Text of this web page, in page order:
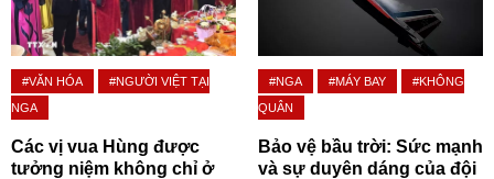
#VĂN HÓA
#NGƯỜI VIỆT TẠI
NGA
Các vị vua Hùng được
tưởng niệm không chỉ ở
#NGA #MÁY BAY
#KHÔNG
QUÂN
Bảo vệ bầu trời: Sức mạnh
và sự duyên dáng của đội